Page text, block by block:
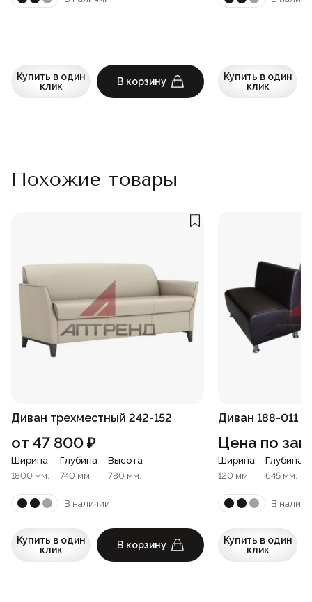
Купить в один
клик
В корзину
Купить в один
клик
Похожие товары
Диван трехместный 242-152
от 47 800₽
Ширина
1800 мм.
Глубина
740 мм.
Высота
780 мм.
В наличии
Купить в один
клик
В корзину
Диван 188-011
Цена по
Ширина
120 мм.
Глубина
645 мм.
В
Купить в один
клик